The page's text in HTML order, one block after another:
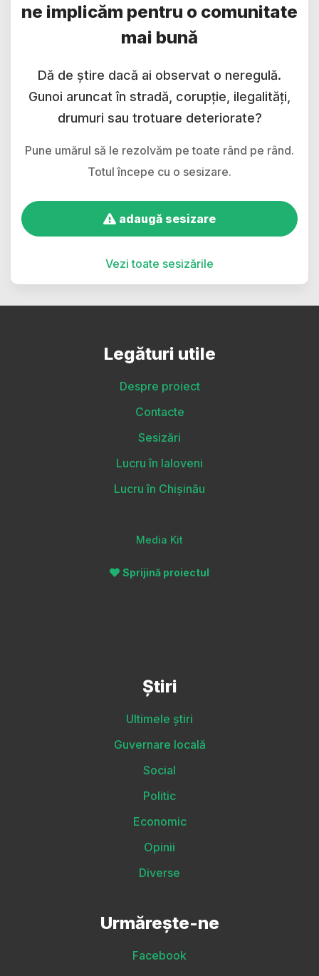
ne implicăm pentru o comunitate
mai bună
Dă de știre dacă ai observat o neregulă.
Gunoi aruncat în stradă, corupție, ilegalități,
drumuri sau trotuare deteriorate?
Pune umărul să le rezolvăm pe toate rând pe rând.
Totul începe cu o sesizare.
adaugă sesizare
Vezi toate sesizările
Legături utile
Despre proiect
Contacte
Sesizări
Lucru în Ialoveni
Lucru în Chișinău
Media Kit
Sprijină proiectul
Știri
Ultimele știri
Guvernare locală
Social
Politic
Economic
Opinii
Diverse
Urmărește-ne
Facebook